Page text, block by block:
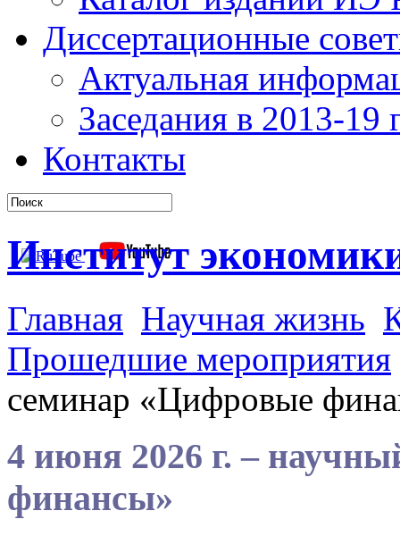
Диссертационные
Актуальная
Заседания в 2013-19
Контакты
Институт
Главная Научная жизнь
Прошедшие мероприятия
семинар «Цифровые
4 июня 2026 г. –
финансы»